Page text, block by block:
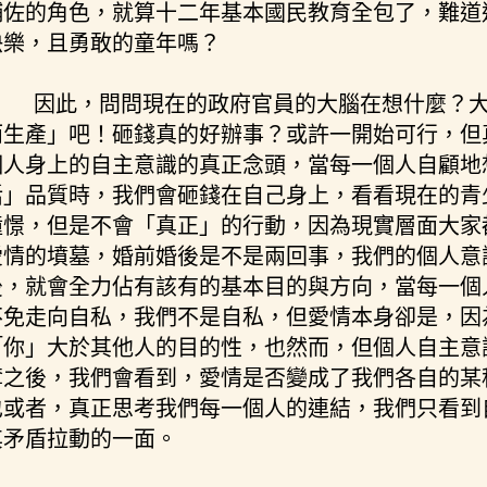
的角色，就算十二年基本國民教育全包了，難
，且勇敢的童年嗎？
因此，問問現在的政府官員的大腦在想什麼？
產」吧！砸錢真的好辦事？或許一開始可行，
身上的自主意識的真正念頭，當每一個人自顧
品質時，我們會砸錢在自己身上，看看現在的
，但是不會「真正」的行動，因為現實層面大
的墳墓，婚前婚後是不是兩回事，我們的個人
就會全力佔有該有的基本目的與方向，當每一
走向自私，我們不是自私，但愛情本身卻是，
」大於其他人的目的性，也然而，但個人自主
後，我們會看到，愛情是否變成了我們各自的
者，真正思考我們每一個人的連結，我們只看
盾拉動的一面。